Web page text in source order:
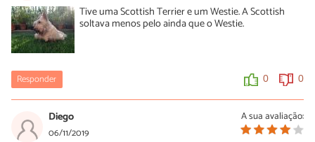
Tive uma Scottish Terrier e um Westie. A Scottish
soltava menos pelo ainda que o Westie.
Responder 0 0
A sua avaliação:
Diego
06/11/2019